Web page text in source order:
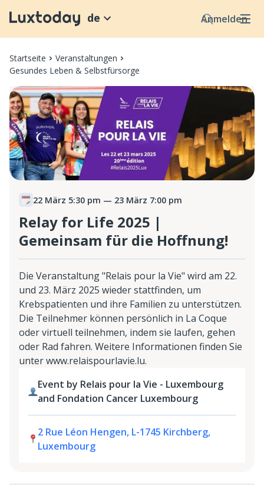
Anmelden
de
Startseite
Veranstaltungen
Gesundes Leben & Selbstfürsorge
22 März 5:30 pm — 23 März 7:00 pm
Relay for Life 2025 |
Gemeinsam für die Hoffnung!
Die Veranstaltung "Relais pour la Vie" wird am 22.
und 23. März 2025 wieder stattfinden, um
Krebspatienten und ihre Familien zu unterstützen.
Die Teilnehmer können persönlich in La Coque
oder virtuell teilnehmen, indem sie laufen, gehen
oder Rad fahren. Weitere Informationen finden Sie
unter www.relaispourlavie.lu.
Event by Relais pour la Vie - Luxembourg
and Fondation Cancer Luxembourg
2 Rue Léon Hengen, L-1745 Kirchberg,
Luxembourg